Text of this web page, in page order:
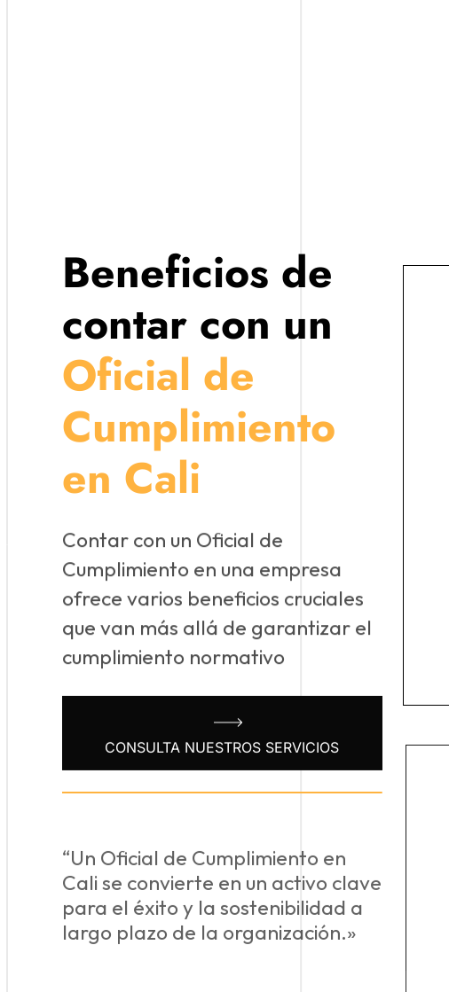
Beneficios de
contar con un
Oficial de
Cumplimiento
en Cali
Contar con un Oficial de
Cumplimiento en una empresa
ofrece varios beneficios cruciales
que van más allá de garantizar el
cumplimiento normativo
CONSULTA NUESTROS SERVICIOS
“Un Oficial de Cumplimiento en
Cali se convierte en un activo clave
para el éxito y la sostenibilidad a
largo plazo de la organización.»